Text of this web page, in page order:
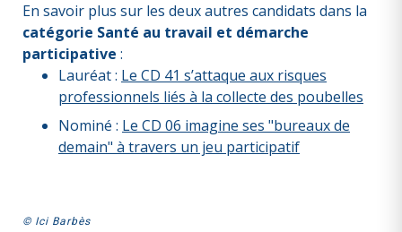
En savoir plus sur les deux autres candidats dans la
catégorie Santé au travail et démarche
participative :
Lauréat : Le CD 41 s’attaque aux risques
professionnels liés à la collecte des poubelles
Nominé : Le CD 06 imagine ses "bureaux de
demain" à travers un jeu participatif
© Ici Barbès